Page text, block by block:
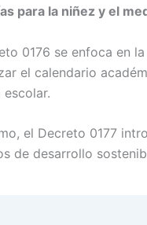
para la niñez y el
0176 se enfoca en
el calendario
escolar.
el Decreto 0177
de desarrollo